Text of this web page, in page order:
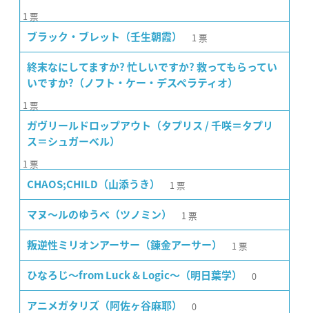
1 票
ブラック・ブレット（壬生朝霞） 1 票
終末なにしてますか? 忙しいですか? 救ってもらってい
いですか?（ノフト・ケー・デスペラティオ）
1 票
ガヴリールドロップアウト（タプリス / 千咲＝タプリ
ス＝シュガーベル）
1 票
CHAOS;CHILD（山添うき） 1 票
マヌ〜ルのゆうべ（ツノミン） 1 票
叛逆性ミリオンアーサー（錬金アーサー） 1 票
ひなろじ〜from Luck & Logic〜（明日葉学） 0
アニメガタリズ（阿佐ヶ谷麻耶） 0